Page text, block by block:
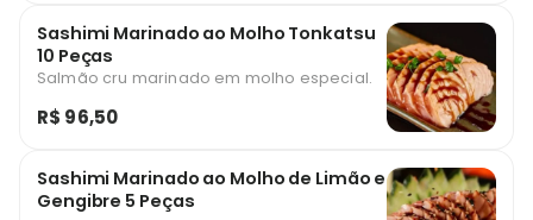
Sashimi Marinado ao Molho Tonkatsu
10 Peças
Salmão cru marinado em molho especial.
R$ 96,50
Sashimi Marinado ao Molho de Limão e
Gengibre 5 Peças